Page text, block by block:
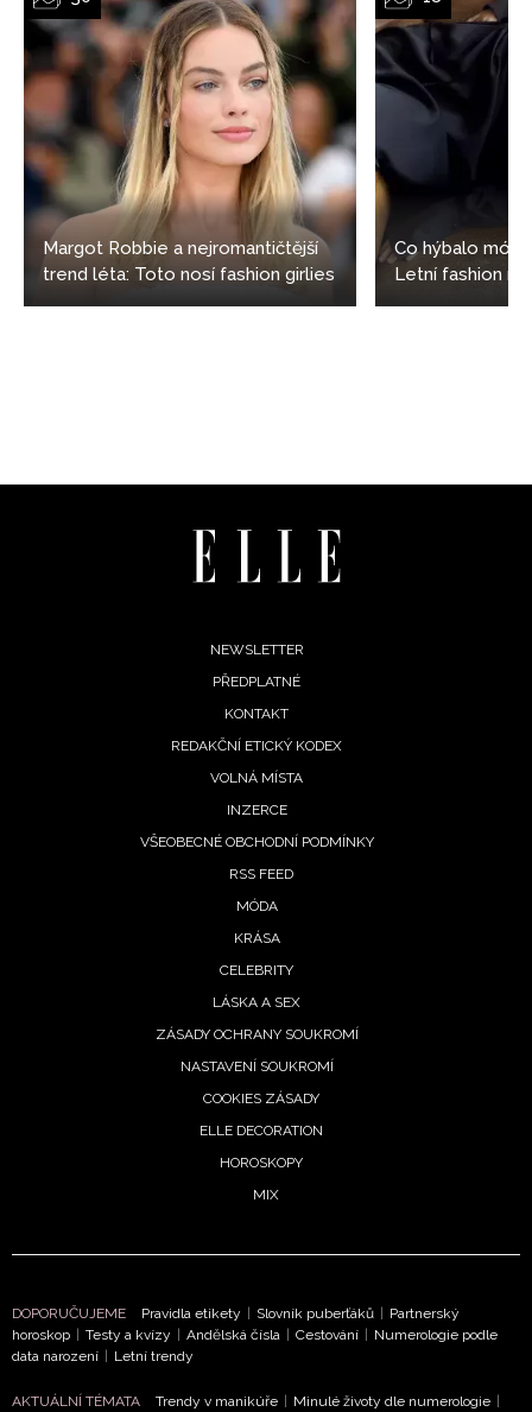
Margot Robbie a nejromantičtější
trend léta: Toto nosí fashion girlies
Co hýbalo
Letní fashion
NEWSLETTER
PŘEDPLATNÉ
KONTAKT
REDAKČNÍ ETICKÝ KODEX
VOLNÁ MÍSTA
INZERCE
VŠEOBECNÉ OBCHODNÍ PODMÍNKY
RSS FEED
MÓDA
KRÁSA
CELEBRITY
LÁSKA A SEX
ZÁSADY OCHRANY SOUKROMÍ
NASTAVENÍ SOUKROMÍ
COOKIES ZÁSADY
ELLE DECORATION
HOROSKOPY
MIX
DOPORUČUJEME Pravidla etikety Slovník puberťáků
Partnerský
horoskop
Testy a kvízy Andělská čísla Cestování
Numerologie podle
data narození
Letní trendy
AKTUÁLNÍ TÉMATA Trendy v manikúře Minulé životy dle numerologie